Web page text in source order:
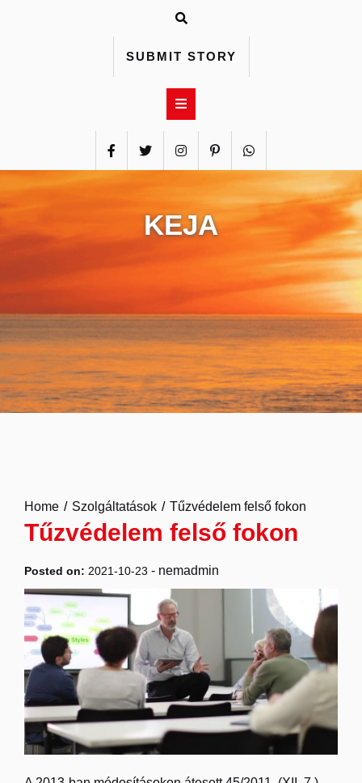
SUBMIT STORY
KEJA
Home Szolgáltatások Tűzvédelem felső fokon
Tűzvédelem felső fokon
Posted on: 2021-10-23 - nemadmin